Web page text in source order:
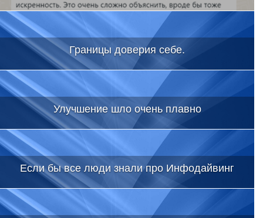
Границы доверия себе.
Улучшение шло очень плавно
Если бы все люди знали про Инфодайвинг